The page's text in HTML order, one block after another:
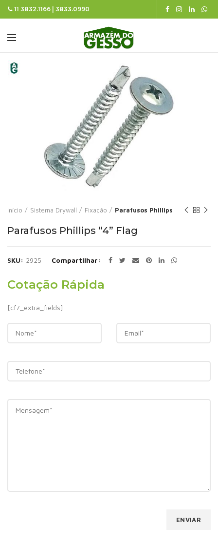
11 3832.1166 | 3833.0990
Início Sistema Drywall Fixação Parafusos Phillips
Parafusos Phillips “4” Flag
SKU: 2925 Compartilhar
Cotação Rápida
[cf7_extra_fields]